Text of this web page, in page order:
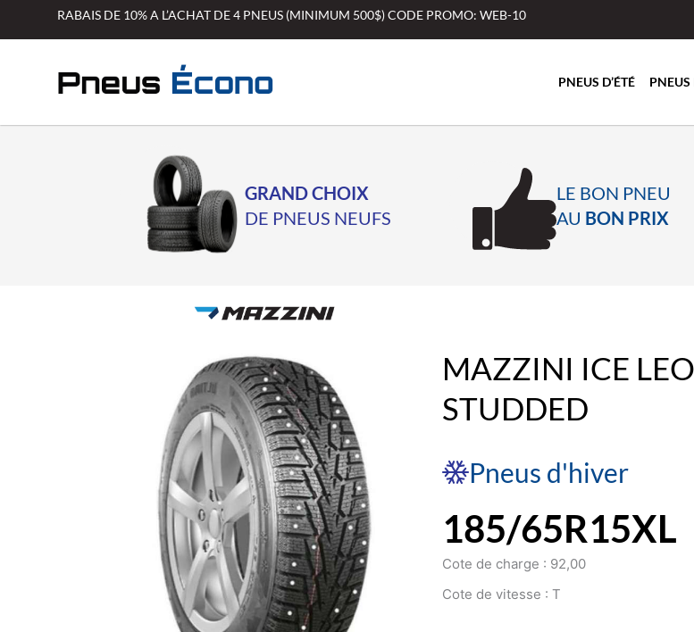
RABAIS DE 10% A L’ACHAT DE 4 PNEUS (MINIMUM 500$) CODE PROMO: WEB-10
PNEUS D’ÉTÉ PNEUS
GRAND CHOIX
DE PNEUS NEUFS
LE BON PNEU
AU BON PRIX
MAZZINI ICE
STUDDED
Pneus d'hiver
185/65R15XL
Cote de charge : 92,00
Cote de vitesse : T